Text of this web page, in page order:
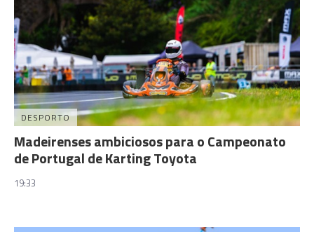
DESPORTO
Madeirenses ambiciosos para o Campeonato
de Portugal de Karting Toyota
19:33